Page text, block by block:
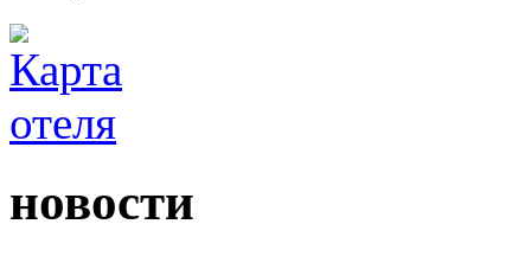
новости